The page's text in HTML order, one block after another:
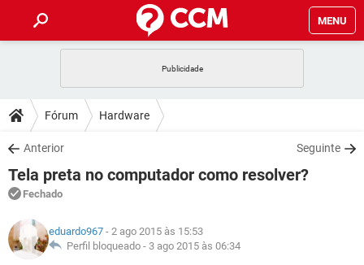
MENU
CELULAR
OUTLOOK
INSTAGRAM GMAIL
GUIA DE COMPRAS
DICAS
JOGOS
OUTLOOK
INSTAGRAM
GUIA DE COMPRAS
DOWNLOADS
JOGOS WHATSAPP
CELULAR
OUTLOOK EXCEL
INSTAGRAM
FÓRUM
JOGOS
CELULAR FACEBOOK
GLOSSÁRIO
JOGOS
Fórum Hardware
Anterior Seguinte
Tela preta no computador como resolver?
Fechado
eduardo967 - 2 ago 2015 às 15:53
Perfil bloqueado - 3 ago 2015 às 06:34